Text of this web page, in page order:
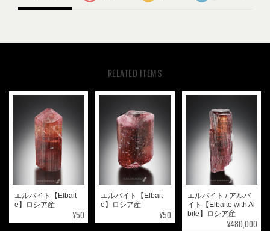
RELATED ITEMS
エルバイト【Elbait
e】ロシア産
¥50
エルバイト【Elbait
e】ロシア産
¥50
エルバイト / アルバ
イト【Elbaite with Al
bite】ロシア産
¥480,000